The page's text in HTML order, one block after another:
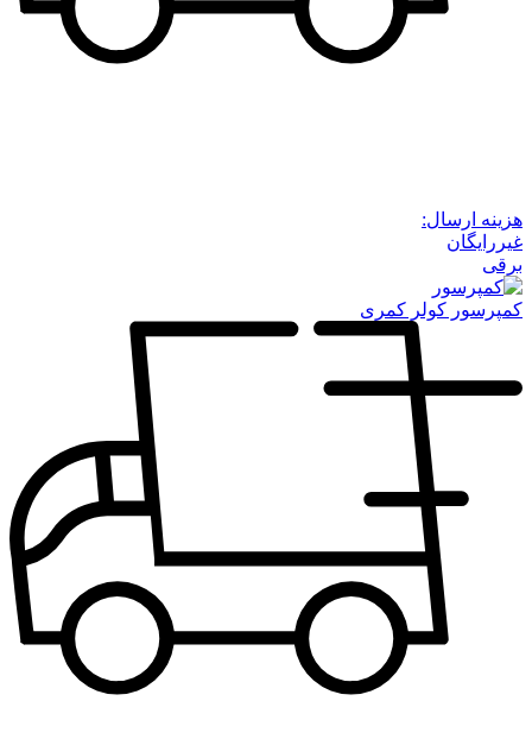
هزینه ارسال:
غیررایگان
برقی
کمپرسور کولر کمری